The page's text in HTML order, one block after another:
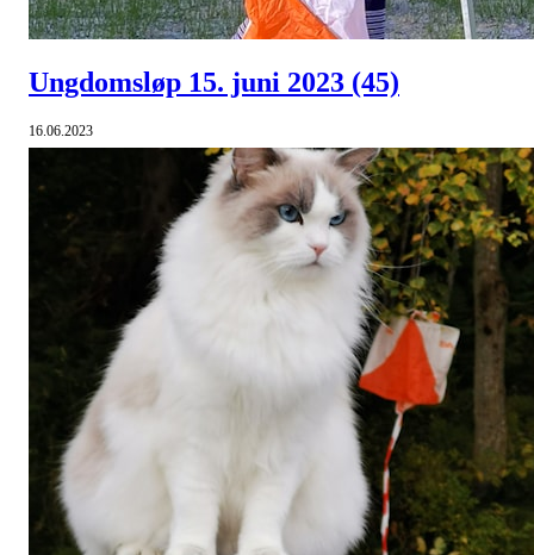
Ungdomsløp 15. juni 2023 (45)
16.06.2023